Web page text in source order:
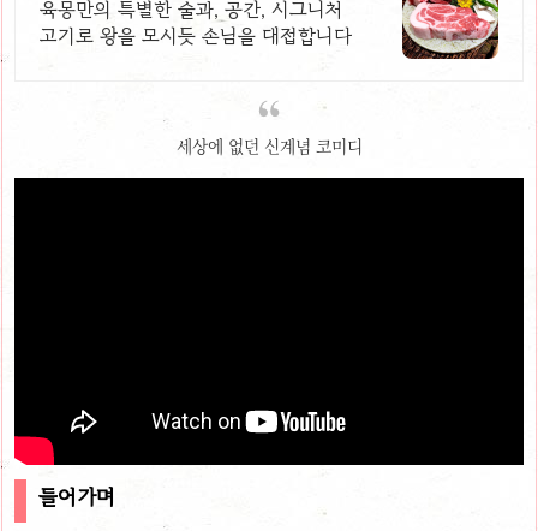
육몽만의 특별한 술과, 공간, 시그니처
고기로 왕을 모시듯 손님을 대접합니다
세상에 없던 신계념 코미디
들어가며